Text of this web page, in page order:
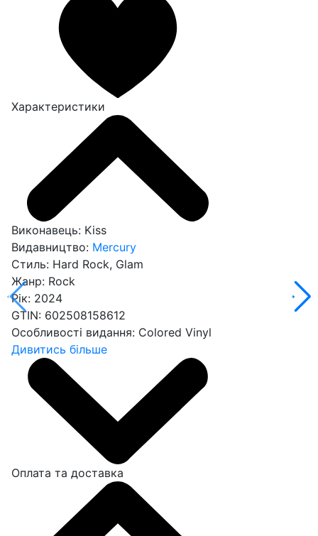
Характеристики
Виконавець: Kiss
Видавництво: Mercury
Стиль: Hard Rock, Glam
Жанр: Rock
Рік: 2024
GTIN: 602508158612
Особливості видання: Colored Vinyl
Дивитись більше
Оплата та доставка